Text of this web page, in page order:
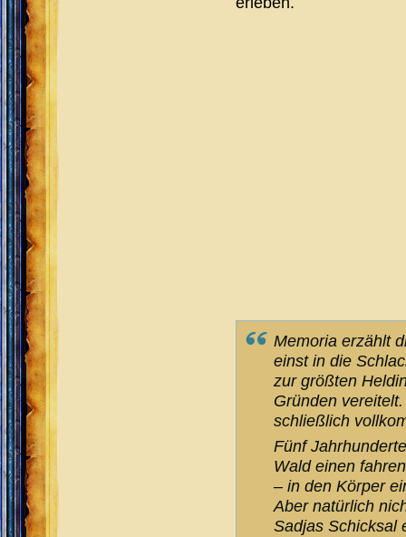
Memoria erzählt
einst in die
zur größten
Gründen
schließlich
Fünf
Wald einen
– in den Körper
Aber natürlich
Sadjas Schicksal